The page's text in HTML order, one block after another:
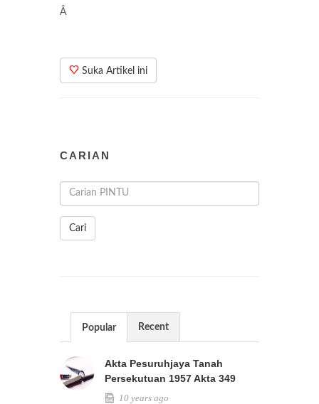
Â
Suka Artikel ini
CARIAN
Cari
Popular Recent
Akta Pesuruhjaya Tanah
Persekutuan 1957 Akta 349
10 years ago